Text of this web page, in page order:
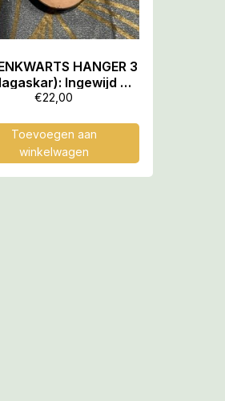
HANGER 3
Ingewijd als
LEMURIA hanger
€22,00
Toevoegen aan
winkelwagen